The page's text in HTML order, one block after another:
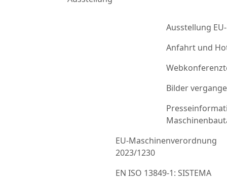
Ausstellung
Anfahrt und
Bilder
EU-Maschinenverordnung
2023/1230
EN ISO 13849-1: SISTEMA